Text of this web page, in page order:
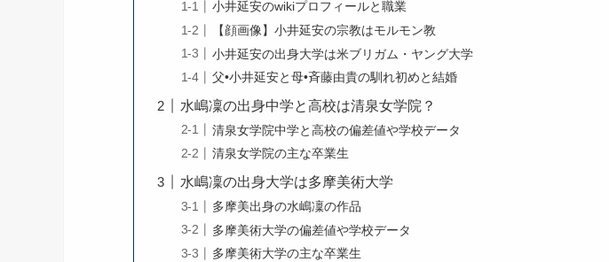
小井延安のwikiプロフィールと職業
【顔画像】小井延安の宗教はモルモン教
小井延安の出身大学は米ブリガム・ヤング大学
父•小井延安と母•斉藤由貴の馴れ初めと結婚
水嶋凜の出身中学と高校は清泉女学院？
清泉女学院中学と高校の偏差値や学校データ
清泉女学院の主な卒業生
水嶋凜の出身大学は多摩美術大学
多摩美出身の水嶋凜の作品
多摩美術大学の偏差値や学校データ
多摩美術大学の主な卒業生